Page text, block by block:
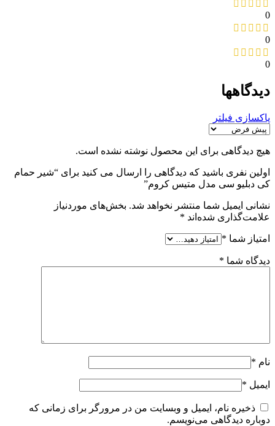
0
0
0
دیدگاهها
پاکسازی فیلتر
هیچ دیدگاهی برای این محصول نوشته نشده است.
اولین نفری باشید که دیدگاهی را ارسال می کنید برای “شیر حمام
کی دبلیو سی مدل متیس کروم”
نشانی ایمیل شما منتشر نخواهد شد. بخش‌های موردنیاز
علامت‌گذاری شده‌اند *
امتیاز شما *
دیدگاه شما *
نام *
ایمیل *
ذخیره نام، ایمیل و وبسایت من در مرورگر برای زمانی که
دوباره دیدگاهی می‌نویسم.